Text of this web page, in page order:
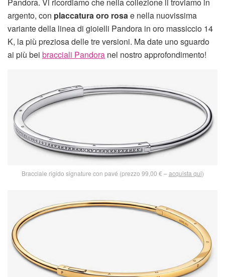
Pandora. Vi ricordiamo che nella collezione li troviamo in
argento, con placcatura oro rosae nella nuovissima
variante della linea di gioielli Pandora in oro massiccio 14
K, la più preziosa delle tre versioni. Ma date uno sguardo
ai più bei bracciali Pandora nel nostro approfondimento!
Bracciale rigido signature con pavé (prezzo 99,00 € –acquista qui)